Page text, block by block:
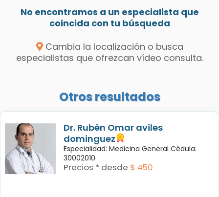
No encontramos a un especialista que
coincida con tu búsqueda
Cambia la localización o busca
especialistas que ofrezcan vídeo consulta.
Otros resultados
Dr. Rubén Omar aviles
dominguez
Especialidad: Medicina General Cédula:
30002010
Precios * desde $ 450